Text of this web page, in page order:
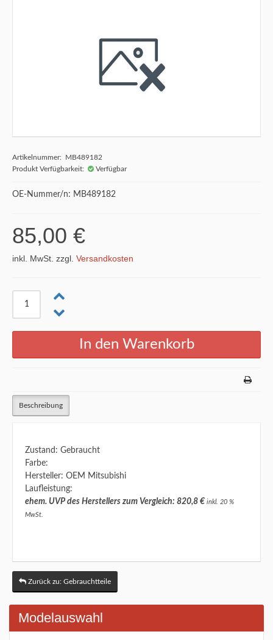
Artikelnummer: MB489182
Produkt Verfügbarkeit:
Verfügbar
OE-Nummer/n: MB489182
85,00 €
inkl. MwSt. zzgl. Versandkosten
Beschreibung
Zustand: Gebraucht
Farbe:
Hersteller: OEM Mitsubishi
Laufleistung:
ehem. UVP des Herstellers zum Vergleich: 820,8 € inkl. 20 %
MwSt.
Zurück zu: Gebrauchtteile
Modelauswahl